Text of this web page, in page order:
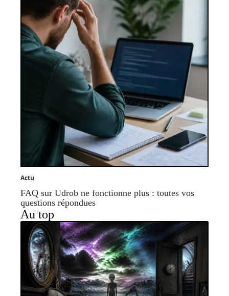
Actu
FAQ sur Udrob ne fonctionne plus : toutes vos
questions répondues
Au top